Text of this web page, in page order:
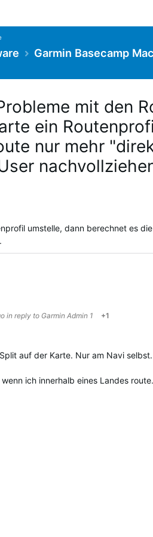
Garmin Basecamp Mac
mit den
ein
nur mehr
umstelle, dann berechnet es
in reply to Garmin Admin 1 +1
auf der Karte. Nur am Navi selbst.
ich innerhalb eines Landes route.